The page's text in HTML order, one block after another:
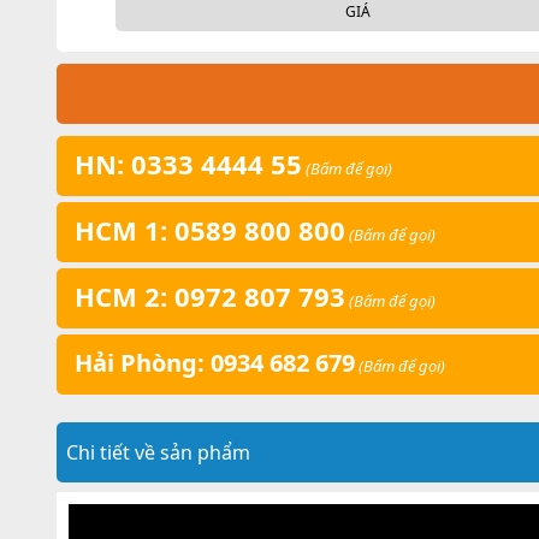
GIÁ
HN: 0333 4444 55 (Bấm để gọi)
HCM 1: 0589 800 800 (Bấm để gọi)
HCM 2: 0972 807 793 (Bấm để gọi)
Hải Phòng: 0934 682 679(Bấm để gọi)
Chi tiết về sản phẩm